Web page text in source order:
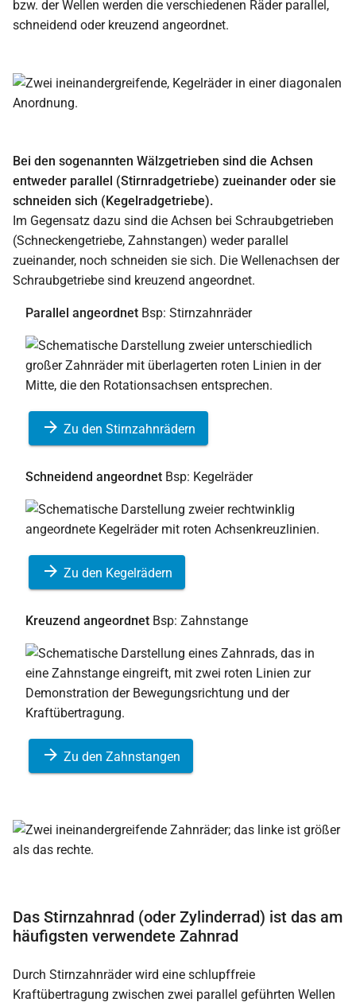
bzw. der Wellen werden die verschiedenen Räder parallel,
schneidend oder kreuzend angeordnet.
Bei den sogenannten Wälzgetrieben sind die Achsen
entweder parallel (Stirnradgetriebe) zueinander oder sie
schneiden sich (Kegelradgetriebe).
Im Gegensatz dazu sind die Achsen bei Schraubgetrieben
(Schneckengetriebe, Zahnstangen) weder parallel
zueinander, noch schneiden sie sich. Die Wellenachsen der
Schraubgetriebe sind kreuzend angeordnet.
Parallel angeordnet Bsp: Stirnzahnräder
Zu den Stirnzahnrädern
Schneidend angeordnet Bsp: Kegelräder
Zu den Kegelrädern
Kreuzend angeordnet Bsp: Zahnstange
Zu den Zahnstangen
Das Stirnzahnrad (oder Zylinderrad) ist das am
häufigsten verwendete Zahnrad
Durch Stirnzahnräder wird eine schlupffreie
Kraftübertragung zwischen zwei parallel geführten Wellen